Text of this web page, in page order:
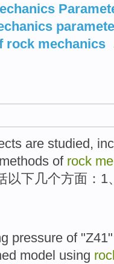
rock mechanics
are studied,
methods of rock
以下几个方面： 1
pressure of
model using